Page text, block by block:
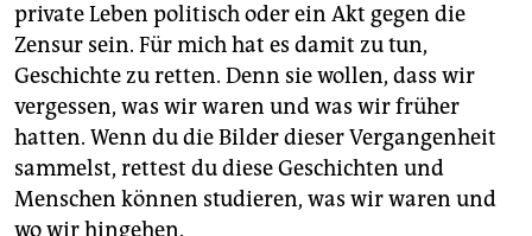
private Leben politisch oder ein Akt gegen die
Zensur sein. Für mich hat es damit zu tun,
Geschichte zu retten. Denn sie wollen, dass wir
vergessen, was wir waren und was wir früher
hatten. Wenn du die Bilder dieser Vergangenheit
sammelst, rettest du diese Geschichten und
Menschen können studieren, was wir waren und
wo wir hingehen.